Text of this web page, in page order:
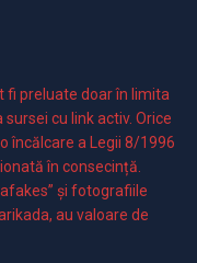
fi preluate doar în limita
cu link activ. Orice
încălcare a Legii 8/1996
în consecință.
și fotografiile
au valoare de